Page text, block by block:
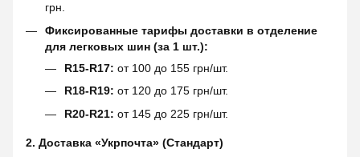
грн.
Фиксированные тарифы доставки в отделение
для легковых шин (за 1 шт.):
R15-R17: от 100 до 155 грн/шт.
R18-R19: от 120 до 175 грн/шт.
R20-R21: от 145 до 225 грн/шт.
2. Доставка «Укрпочта» (Стандарт)